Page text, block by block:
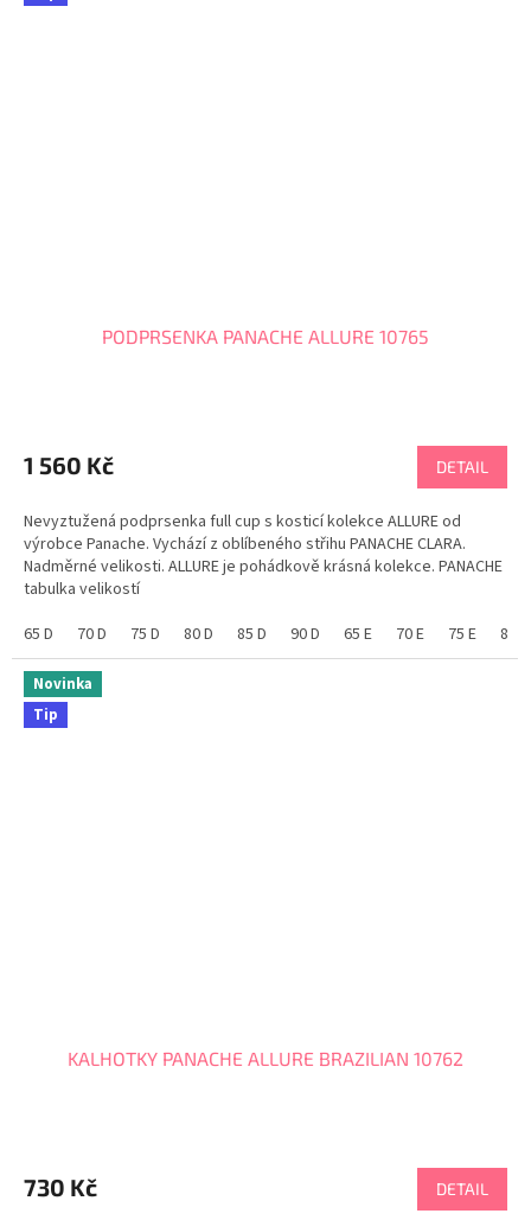
PODPRSENKA PANACHE ALLURE 10765
1 560 Kč DETAIL
Nevyztužená podprsenka full cup s kosticí kolekce ALLURE od
výrobce Panache. Vychází z oblíbeného střihu PANACHE CLARA.
Nadměrné velikosti. ALLURE je pohádkově krásná kolekce. PANACHE
tabulka velikostí
65 D
70 D 75 D 80 D 85 D 90 D 65 E 70 E 75 E 80 E
Novinka
Tip
KALHOTKY PANACHE ALLURE BRAZILIAN 10762
730 Kč DETAIL